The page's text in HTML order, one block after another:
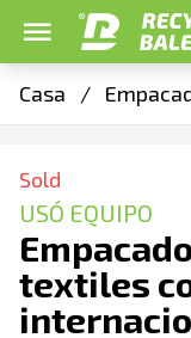
Casa /
Sold
USÓ EQUIPO
textiles